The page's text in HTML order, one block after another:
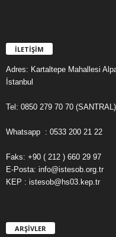
İLETİŞİM
Adres: Kartaltepe Mahallesi
İstanbul
Tel: 0850 279 70 70 (SANTRAL)
Whatsapp : 0533 200 21 22
Faks: +90 ( 212 ) 660 29 97
E-Posta: info@istesob.org.tr
KEP : istesob@hs03.kep.tr
ARŞİVLER